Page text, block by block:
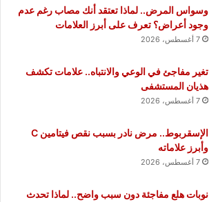
وسواس المرض.. لماذا تعتقد أنك مصاب رغم عدم
وجود أعراض؟ تعرف على أبرز العلامات
7 أغسطس، 2026
تغير مفاجئ في الوعي والانتباه.. علامات تكشف
هذيان المستشفى
7 أغسطس، 2026
الإسقربوط.. مرض نادر بسبب نقص فيتامين C
وأبرز علاماته
7 أغسطس، 2026
نوبات هلع مفاجئة دون سبب واضح.. لماذا تحدث